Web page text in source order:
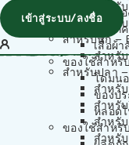
วัสดุร
ปลอ
เสื้อผ้
ของใช้สำหรั
โดมน
ของป
หลอด
ของใช้สำหรั
สำหรั
สำหรั
สำหรับนก –
สำหรั
สำหรับปลา –
สำหรั
สำหรั
สำหรับ
สำหรั
เข้าสู่ระบบ/ลงชื่อ